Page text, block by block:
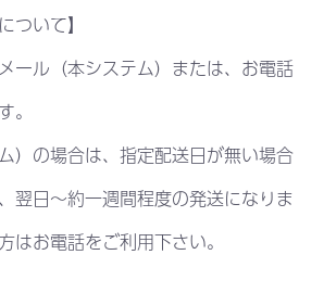
ついて】
ール（本システム）または、お電話
。
）の場合は、指定配送日が無い場合
翌日～約一週間程度の発送になりま
はお電話をご利用下さい。